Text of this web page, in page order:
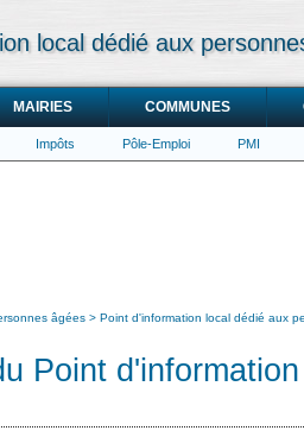
local dédié aux
MAIRIES COMMUNES
Impôts Pôle-Emploi PMI
âgées Point d'information local dédié aux
Point